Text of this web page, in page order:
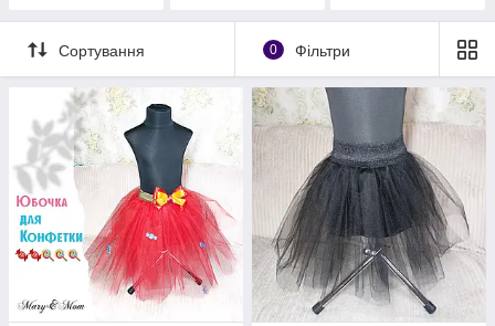
Сортування 0 Фільтри